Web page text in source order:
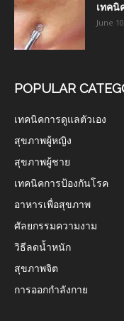
เทคนิ
June
POPULAR
เทคนิคการดูแลตัวเอง
สุขภาพผู้หญิง
สุขภาพผู้ชาย
เทคนิคการป้องกันโรค
อาหารเพื่อสุขภาพ
ศัลยกรรมความงาม
วิธีลดน้ำหนัก
สุขภาพจิต
การออกกำลังกาย